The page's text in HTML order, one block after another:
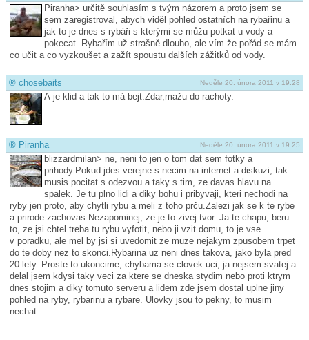
Piranha> určitě souhlasím s tvým názorem a proto jsem se
sem zaregistroval, abych viděl pohled ostatních na rybařinu a
jak to je dnes s rybáři s kterými se můžu potkat u vody a
pokecat. Rybařím už strašně dlouho, ale vím že pořád se mám
co učit a co vyzkoušet a zažít spoustu dalších zážitků od vody.
Neděle 20. února 2011 v 19:28
® chosebaits
A je klid a tak to má bejt.Zdar,mažu do rachoty.
Neděle 20. února 2011 v 19:25
® Piranha
blizzardmilan> ne, neni to jen o tom dat sem fotky a
prihody.Pokud jdes verejne s necim na internet a diskuzi, tak
musis pocitat s odezvou a taky s tim, ze davas hlavu na
spalek. Je tu plno lidi a diky bohu i pribyvaji, kteri nechodi na
ryby jen proto, aby chytli rybu a meli z toho prču.Zalezi jak se k te rybe
a prirode zachovas.Neza­pominej, ze je to zivej tvor. Ja te chapu, beru
to, ze jsi chtel treba tu rybu vyfotit, nebo ji vzit domu, to je vse
v poradku, ale mel by jsi si uvedomit ze muze nejakym zpusobem trpet
do te doby nez to skonci.Rybarina uz neni dnes takova, jako byla pred
20 lety. Proste to ukoncime, chybama se clovek uci, ja nejsem svatej a
delal jsem kdysi taky veci za ktere se dneska stydim nebo proti ktrym
dnes stojim a diky tomuto serveru a lidem zde jsem dostal uplne jiny
pohled na ryby, rybarinu a rybare. Ulovky jsou to pekny, to musim
nechat.